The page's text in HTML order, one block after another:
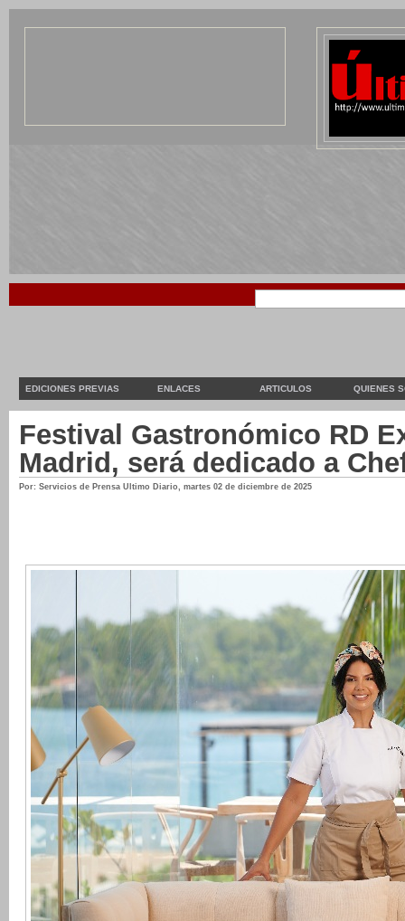
EDICIONES PREVIAS ENLACES ARTICULOS QUIENES
Festival Gastronómico RD
Madrid, será dedicado a
Por: Servicios de Prensa Ultimo Diario, martes 02 de diciembre de 2025